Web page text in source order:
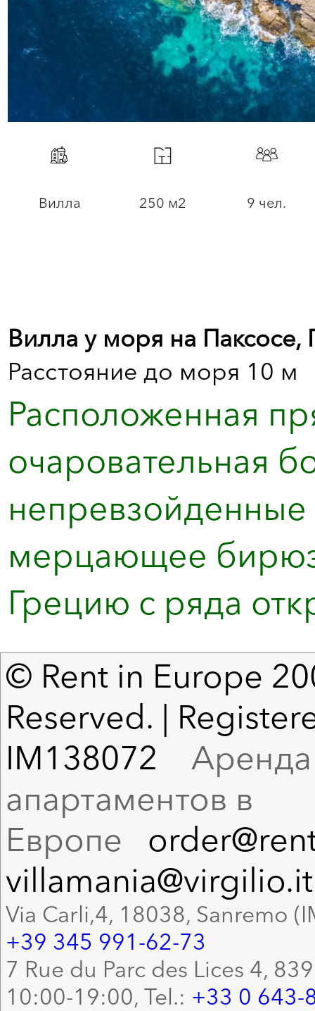
Вилла 250 м2 9 чел.
Вилла у моря на Паксосе,
Расстояние до моря 10 м
Расположенная
очаровательная
мерцающее
Грецию с ряда
© Rent in Europe
Reserved. |
IM138072 Аренда
апартаментов в
Европе
villamania@virgilio.it
Via Carli,4, 18038, Sanremo
+39 345 991-62-73
7 Rue du Parc des Lices 4,
10:00-19:00, Tel.: +33 0 643-